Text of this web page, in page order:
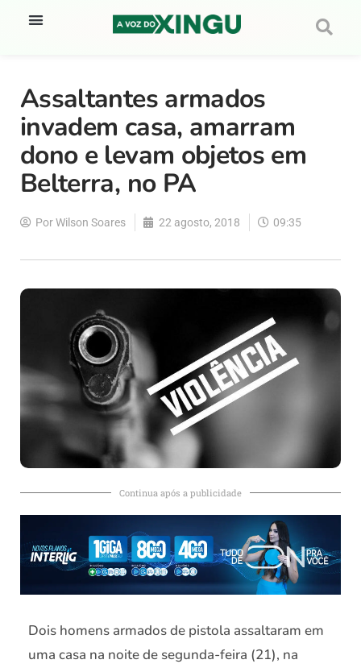
Assaltantes armados
invadem casa, amarram
dono e levam objetos em
Belterra, no PA
PorWilson Soares 22 agosto, 2018 09:35
Continua após a publicidade
Dois homens armados de pistola assaltaram em
uma casa na noite de segunda-feira (21), na